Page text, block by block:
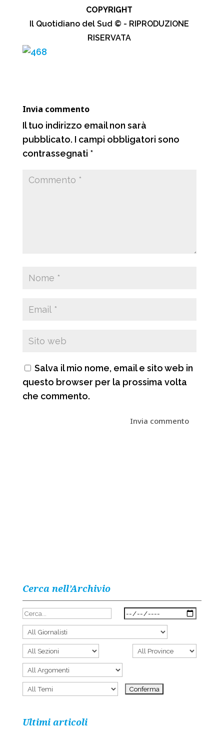
b
n
COPYRIGHT
Il Quotidiano del Sud © - RIPRODUZIONE
RISERVATA
Invia commento
Il tuo indirizzo email non sarà
pubblicato. I campi obbligatori sono
contrassegnati *
Salva il mio nome, email e sito web in
questo browser per la prossima volta
che commento.
Cerca nell’Archivio
Ultimi articoli